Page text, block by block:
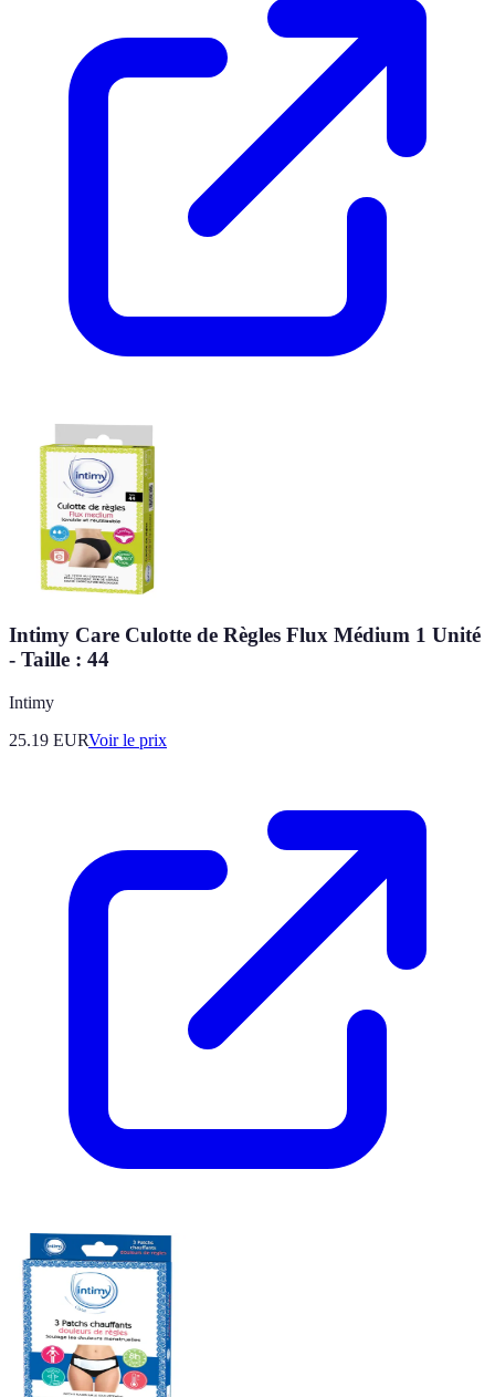
Intimy Care Culotte de Règles Flux Médium 1 Unité
- Taille : 44
Intimy
25.19 EURVoir le prix